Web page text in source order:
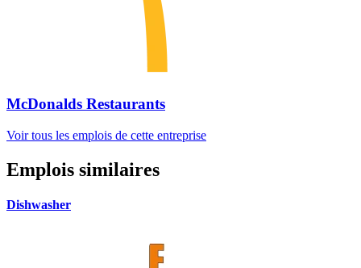
McDonalds Restaurants
Voir tous les emplois de cette entreprise
Emplois similaires
Dishwasher